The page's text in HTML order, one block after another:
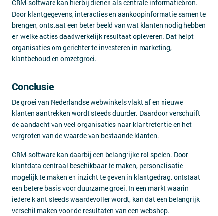
CRM-software kan hierbij dienen als centrale informatiebron.
Door klantgegevens, interacties en aankoopinformatie samen te
brengen, ontstaat een beter beeld van wat klanten nodig hebben
en welke acties daadwerkelijk resultaat opleveren. Dat helpt
organisaties om gerichter te investeren in marketing,
klantbehoud en omzetgroei.
Conclusie
De groei van Nederlandse webwinkels vlakt af en nieuwe
klanten aantrekken wordt steeds duurder. Daardoor verschuift
de aandacht van veel organisaties naar klantretentie en het
vergroten van de waarde van bestaande klanten.
CRM-software kan daarbij een belangrijke rol spelen. Door
klantdata centraal beschikbaar te maken, personalisatie
mogelijk te maken en inzicht te geven in klantgedrag, ontstaat
een betere basis voor duurzame groei. In een markt waarin
iedere klant steeds waardevoller wordt, kan dat een belangrijk
verschil maken voor de resultaten van een webshop.